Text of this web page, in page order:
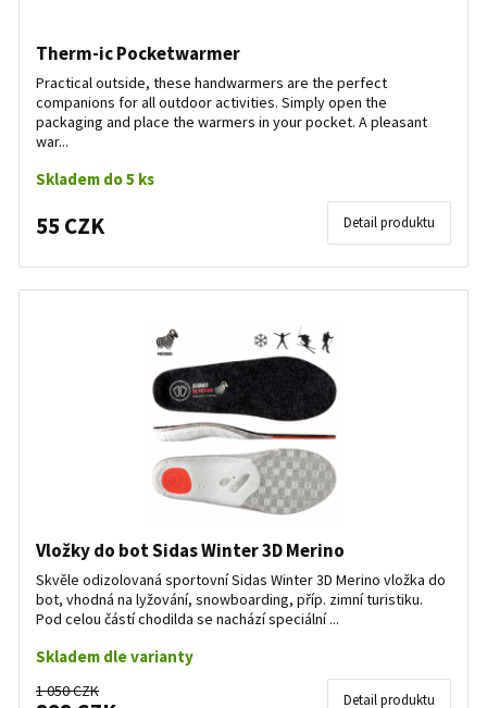
Therm-ic Pocketwarmer
Practical outside, these handwarmers are the perfect
companions for all outdoor activities. Simply open the
packaging and place the warmers in your pocket. A pleasant
war...
Skladem do 5 ks
55 CZK Detail produktu
Vložky do bot Sidas Winter 3D Merino
Skvěle odizolovaná sportovní Sidas Winter 3D Merino vložka do
bot, vhodná na lyžování, snowboarding, příp. zimní turistiku.
Pod celou částí chodilda se nachází speciální ...
Skladem dle varianty
1 050 CZK Detail produktu